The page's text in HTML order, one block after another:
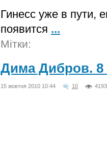
Гинесс уже в пути,
появится ...
Мітки:
Дима Дибров. 8
15 жовтня 2010 10:44 10 4193